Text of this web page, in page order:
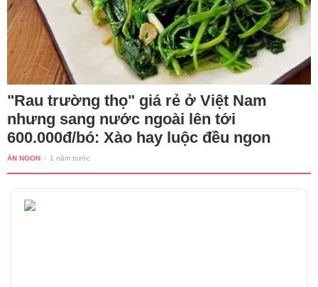
"Rau trường thọ" giá rẻ ở Việt Nam
nhưng sang nước ngoài lên tới
600.000đ/bó: Xào hay luộc đều ngon
ĂN NGON - 1 năm trước